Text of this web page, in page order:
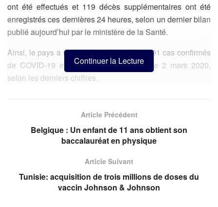
ont été effectués et 119 décès supplémentaires ont été
enregistrés ces dernières 24 heures, selon un dernier bilan
publié aujourd’hui par le ministère de la Santé.
Ainsi, le pays a recensé un total de 455.091 cas confirmés
de COVID-19 et 15.601 décès, depuis le 2 mars 2020,
selon les derniers chiffres.
comme « pays à très haut risque » par la Belgique. La
Tunisie. Les personnes qui reviennent de Tunisie sont
soumises à des règles sanitaires très strictes au retour.
accompagner la reprise des voyages internationaux, et
Continuer la Lecture
Article Précédent
Belgique : Un enfant de 11 ans obtient son
baccalauréat en physique
Article Suivant
Tunisie: acquisition de trois millions de doses du
vaccin Johnson & Johnson